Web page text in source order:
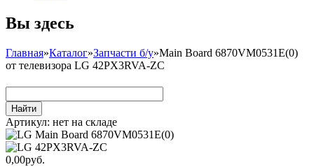
Вы здесь
Главная»Каталог»Запчасти б/у»Main Board 6870VM0531E(0)
от телевизора LG 42PX3RVA-ZC
Артикул: нет на складе
0,00руб.